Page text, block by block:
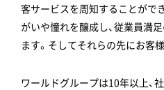
客サービスを周知することがで
がいや憧れを醸成し、従業員満
ます。そしてそれらの先にお客
ワールドグループは10年以上、